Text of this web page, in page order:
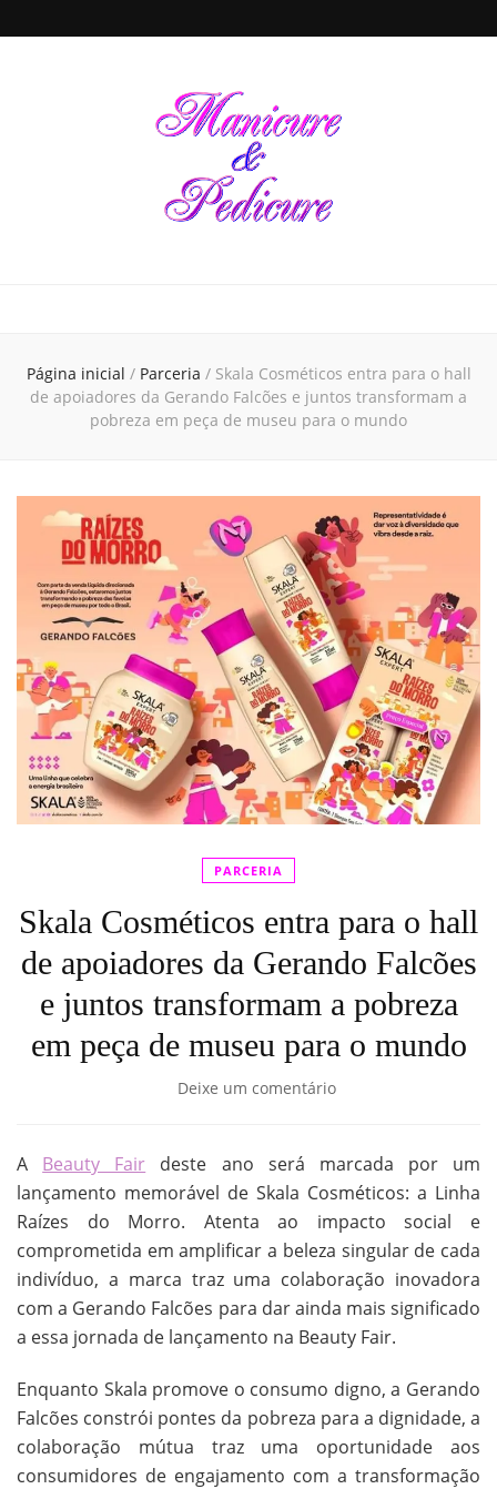
Página inicial / Parceria / Skala Cosméticos entra para o hall
de apoiadores da Gerando Falcões e juntos transformam a
pobreza em peça de museu para o mundo
PARCERIA
Skala Cosméticos entra para o hall
de apoiadores da Gerando Falcões
e juntos transformam a pobreza
em peça de museu para o mundo
Deixe um comentário
A Beauty Fair deste ano será marcada por um
lançamento memorável de Skala Cosméticos: a Linha
Raízes do Morro. Atenta ao impacto social e
comprometida em amplificar a beleza singular de cada
indivíduo, a marca traz uma colaboração inovadora
com a Gerando Falcões para dar ainda mais significado
a essa jornada de lançamento na Beauty Fair.
Enquanto Skala promove o consumo digno, a Gerando
Falcões constrói pontes da pobreza para a dignidade, a
colaboração mútua traz uma oportunidade aos
consumidores de engajamento com a transformação